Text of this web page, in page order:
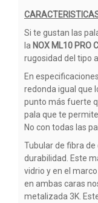
Si te gustan las
la NOX ML10 PRO
rugosidad del tipo
En
redonda igual que
punto más fuerte
pala que te
No con todas las
Tubular de fibra
durabilidad. Este
vidrio y en el
en ambas caras
metalizada 3K.